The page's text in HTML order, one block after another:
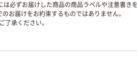
必ずお届けした商品の商品ラベルや注意書き
のお届けをお約束するものではありません。
了承ください。